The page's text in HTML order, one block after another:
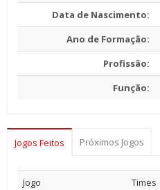
Data de Nascimento:
Ano de Formação:
Profissão:
Função:
Jogos Feitos Próximos Jogos
Jogo Times